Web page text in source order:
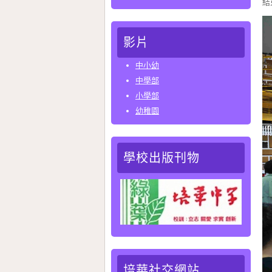
影片
中小幼
中學部
小學部
幼稚園
學校出版刊物
結